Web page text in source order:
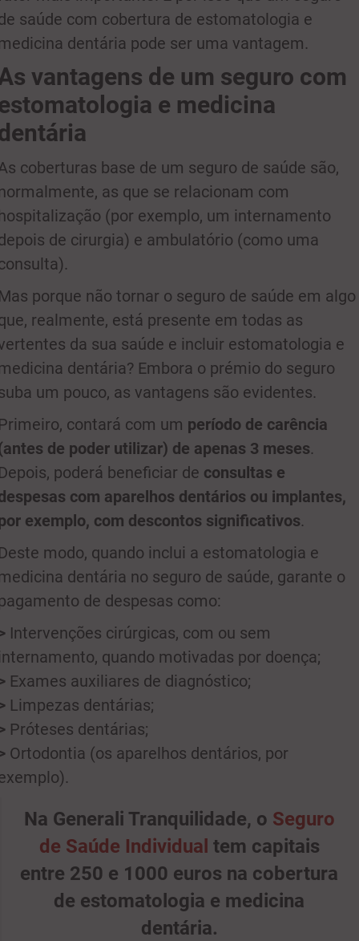
saúde com cobertura de estomatologia e
dentária pode ser uma vantagem.
vantagens de um seguro com
e medicina
coberturas base de um seguro de saúde são,
as que se relacionam com
(por exemplo, um internamento
de cirurgia) e ambulatório (como uma
porque não tornar o seguro de saúde em algo
realmente, está presente em todas as
da sua saúde e incluir estomatologia e
dentária? Embora o prémio do seguro
um pouco, as vantagens são evidentes.
contará com um período de carência
de poder utilizar) de apenas 3 meses.
poderá beneficiar de consultas e
com aparelhos dentários ou implantes,
exemplo, com descontos significativos.
modo, quando inclui a estomatologia e
dentária no seguro de saúde, garante o
de despesas como:
Intervenções cirúrgicas, com ou sem
quando motivadas por doença;
Exames auxiliares de diagnóstico;
Limpezas dentárias;
Próteses dentárias;
Ortodontia (os aparelhos dentários, por
Na Generali Tranquilidade, o Seguro
de Saúde Individual tem capitais
entre 250 e 1000 euros na cobertura
de estomatologia e medicina
dentária.